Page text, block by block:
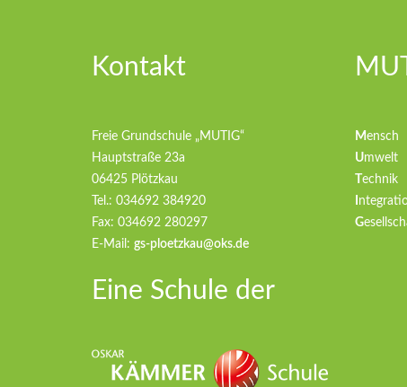
Kontakt
Freie Grundschule „MUTIG“
Hauptstraße 23a
06425 Plötzkau
Tel.: 034692 384920
Fax: 034692 280297
E-Mail: gs-ploetzkau@oks.de
Eine Schule der
Mensch
Umwelt
echnik
G